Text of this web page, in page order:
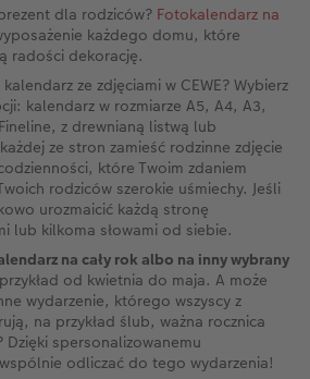
dla rodziców? Fotokalendarz na
każdego domu, które
radości dekorację.
ze zdjęciami w CEWE? Wybierz
kalendarz w rozmiarze A5, A4, A3,
z drewnianą listwą lub
ze stron zamieść rodzinne zdjęcie
które Twoim zdaniem
rodziców szerokie uśmiechy. Jeśli
urozmaicić każdą stronę
lub kilkoma słowami od siebie.
na cały rok albo na inny wybrany
od kwietnia do maja. A może
wydarzenie, którego wszyscy z
na przykład ślub, ważna rocznica
spersonalizowanemu
odliczać do tego wydarzenia!